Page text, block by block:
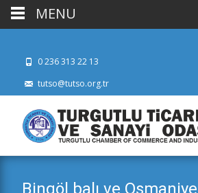
0 236 313 22 13
tutso@tutso.org.tr
Bingöl balı ve Osmaniye
MENU